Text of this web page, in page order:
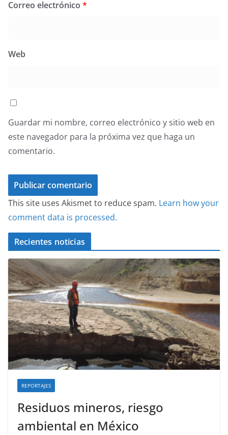
Correo electrónico *
Web
Guardar mi nombre, correo electrónico y sitio web en
este navegador para la próxima vez que haga un
comentario.
This site uses Akismet to reduce spam. Learn how your
comment data is processed.
Recientes noticias
REPORTAJES
Residuos mineros, riesgo
ambiental en México